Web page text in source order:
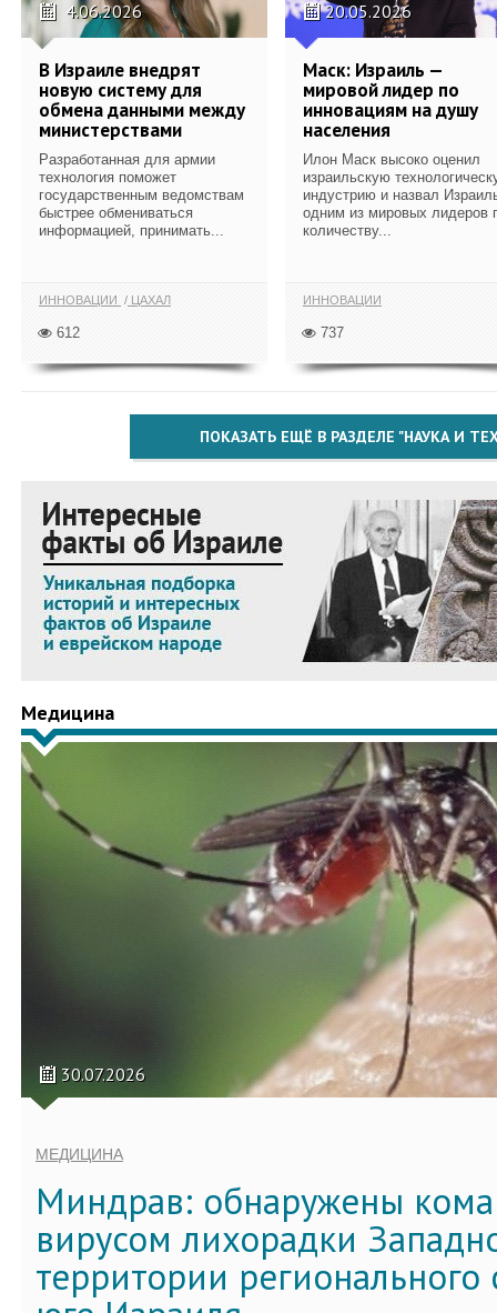
4.06.2026
В Израиле внедрят
новую систему для
обмена данными между
министерствами
Разработанная для армии
технология поможет
государственным ведомствам
быстрее обмениваться
информацией, принимать...
ИННОВАЦИИ ЦАХАЛ
612
20.05.2026
Маск: Израиль —
мировой лидер по
инновациям на душу
населения
Илон Маск высоко оценил
израильскую
индустрию и назвал
одним из мировых лидеров
количеству...
ИННОВАЦИИ
737
ПОКАЗАТЬ ЕЩЁ В РАЗДЕЛЕ "НАУКА И
Медицина
30.07.2026
МЕДИЦИНА
Миндрав: обнаружены
вирусом лихорадки
территории регионального